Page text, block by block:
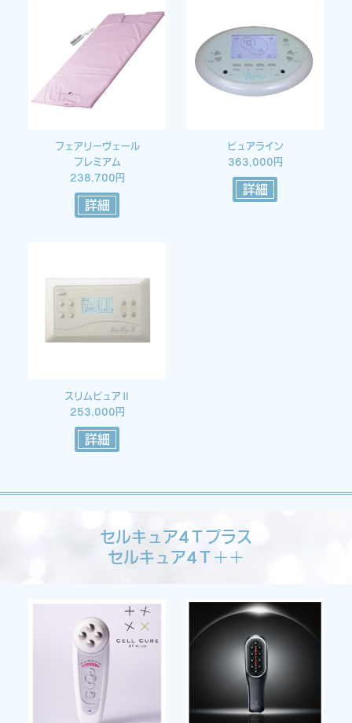
フェアリーヴェール
プレミアム
238,700円
詳細
ピュアライン
363,000円
詳細
スリムピュアⅡ
253,000円
詳細
セルキュア4Ｔプラス
セルキュア4Ｔ＋＋